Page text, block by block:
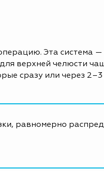
Эта система
верхней челюсти
сразу или через
равномерно